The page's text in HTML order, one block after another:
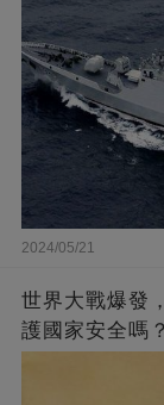
2024/05/21
世界大戰爆發
護國家安全嗎？